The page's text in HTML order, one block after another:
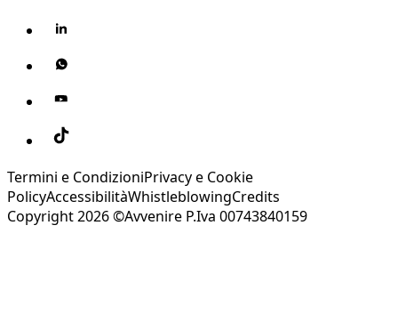
Termini e CondizioniPrivacy e Cookie
PolicyAccessibilitàWhistleblowingCredits
Copyright 2026 ©Avvenire P.Iva 00743840159